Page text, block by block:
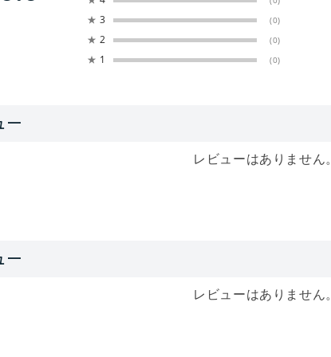
★ 3 (0)
★ 2 (0)
★ 1 (0)
レビューはありません
レビューはありません